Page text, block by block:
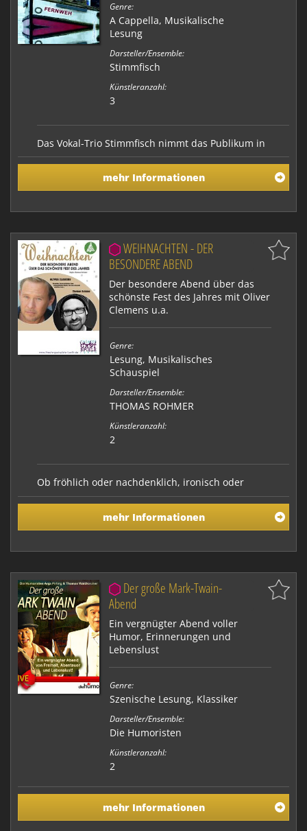
Genre:
A Cappella, Musikalische
Lesung
Darsteller/Ensemble:
Stimmfisch
Künstleranzahl:
3
Das Vokal-Trio Stimmfisch nimmt das Publikum in
seinem neuen Programm „Fernweh“ mit auf große
Fahrt zu fernen Ufern und Sehnsuchtsorten. Im Sinne
von „Die Gedanken sind frei“ dürfen wir um die ganze
Welt segeln und überall wo wir wollen auch an Land
gehen. Denn die Reise findet im Geiste durch Musi…
mehr Informationen
WEIHNACHTEN - DER
BESONDERE ABEND
Der besondere Abend über das
schönste Fest des Jahres mit Oliver
Clemens u.a.
Genre:
Lesung, Musikalisches
Schauspiel
Darsteller/Ensemble:
THOMAS ROHMER
Künstleranzahl:
2
Ob fröhlich oder nachdenklich, ironisch oder
besinnlich: Oliver Clemens & Thomas Rohmer ziehen
Abend über das schönste Fest des Jahres: ausgelassen
und fröhlich, amüsant und verrückt, innig und
mehr Informationen
Der große Mark-Twain-
Abend
Ein vergnügter Abend voller
Humor, Erinnerungen und
Lebenslust
Genre:
Szenische Lesung, Klassiker
Darsteller/Ensemble:
Die Humoristen
Künstleranzahl:
2
mehr Informationen